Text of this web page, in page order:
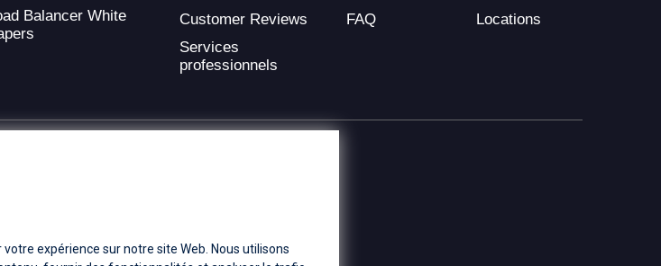
Balancer White
Customer Reviews
Services
professionnels
FAQ
Locations
and digital experience technologies.
Offices
expérience sur notre site Web. Nous utilisons